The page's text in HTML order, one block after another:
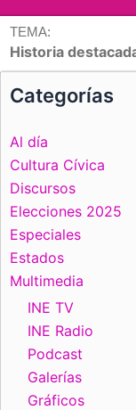
TEMA:
Historia
Categorías
Al día
Cultura Cívica
Discursos
Elecciones 2025
Especiales
Estados
Multimedia
INE TV
INE Radio
Podcast
Galerías
Gráficos